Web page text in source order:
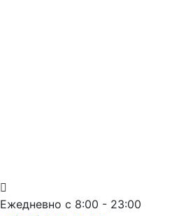
Ежедневно с 8:00 - 23:00